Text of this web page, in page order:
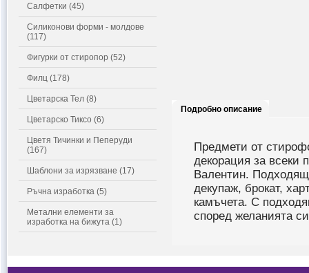
Салфетки (45)
Силиконови форми - молдове
(117)
Фигурки от стиропор (52)
Филц (178)
Цветарска Тел (8)
Цветарско Тиксо (6)
Цветя Тичинки и Пеперуди
(167)
Шаблони за изрязване (17)
Ръчна изработка (5)
Метални елементи за
изработка на бижута (1)
Подробно описание
Предмети от
декорация за всеки
Валентин.
декупаж, брокат,
камъчета. С
според желанията